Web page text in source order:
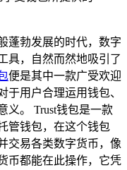
蓬勃发展的时代，数字
具，自然而然地吸引了
便是其中一款广受欢迎
于用户合理运用钱包、
义。 Trust钱包是一款
管钱包，在这个钱包
交易各类数字货币，像
币都能在此操作，它凭